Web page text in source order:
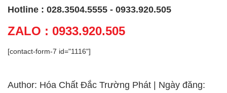
Hotline : 028.3504.5555 - 0933.920.505
ZALO : 0933.920.505
[contact-form-7 id="1116"]
Author: Hóa Chất Đắc Trường Phát | Ngày đăng: